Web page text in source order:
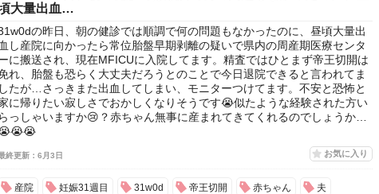
大量出血…
の昨日、朝の健診では順調で何の問題もなかったのに、昼頃大量出
血し産院に向かったら常位胎盤早期剥離の疑いで県内の周産期医療センタ
に搬送され、現在MFICUに入院してます。精査ではひとまず帝王切開は
れ、胎盤も恐らく大丈夫だろうとのことで今日退院できると言われてま
したが…さっきまた出血してしまい、モニターつけてます。不安と恐怖と
に帰りたい寂しさでおかしくなりそうです😭似たような経験された方い
らっしゃいますか😢？赤ちゃん無事に産まれてきてくれるのでしょうか…
終更新：6月3日 お気に入り
産院 妊娠31週目 31w0d 帝王切開 赤ちゃん 夫